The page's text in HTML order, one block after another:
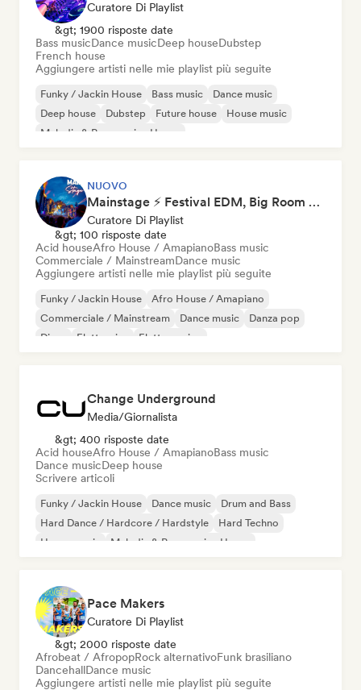
Curatore Di Playlist
&gt; 1900 risposte date
Bass musicDance musicDeep houseDubstep
French house
Aggiungere artisti nelle mie playlist più seguite
Funky / Jackin House Bass music
Dance music
Deep house
Dubstep Future house
House music
Melodic & Progressive House
NUOVO
Mainstage ⚡ Festival EDM, Big Room & House Anthems
Curatore Di Playlist
&gt; 100 risposte date
Acid houseAfro House / AmapianoBass music
Commerciale / MainstreamDance music
Aggiungere artisti nelle mie playlist più seguite
Funky / Jackin House
Afro House / Amapiano
Commerciale / Mainstream
Dance music
Danza pop
Disco
Elettronica Elettro swing
Change Underground
Media/Giornalista
&gt; 400 risposte date
Acid houseAfro House / AmapianoBass music
Dance musicDeep house
Scrivere articoli
Funky / Jackin House Dance music
Drum and Bass
Hard Dance / Hardcore / Hardstyle
Hard Techno
House music
Melodic & Progressive House
Pace Makers
Curatore Di Playlist
&gt; 2000 risposte date
Afrobeat / AfropopRock alternativoFunk brasiliano
DancehallDance music
Aggiungere artisti nelle mie playlist più seguite